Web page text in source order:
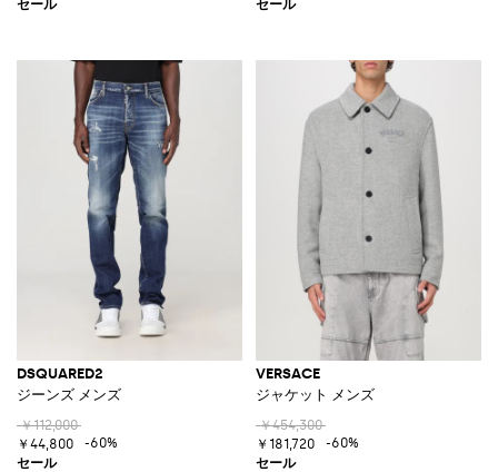
DSQUARED2
ジーンズ メンズ
￥112,000
￥44,800
-60%
VERSACE
ジャケット メンズ
￥454,300
￥181,720
-60%